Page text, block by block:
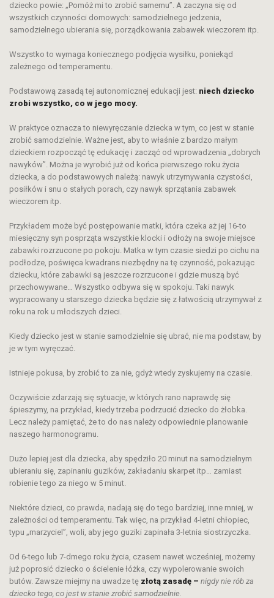
dziecko powie: „Pomóż mi to zrobić samemu”. A zaczyna się od
wszystkich czynności domowych: samodzielnego jedzenia,
samodzielnego ubierania się, porządkowania zabawek wieczorem itp.
Wszystko to wymaga koniecznego podjęcia wysiłku, poniekąd
zależnego od temperamentu.
Podstawową zasadą tej autonomicznej edukacji jest: niech dziecko
zrobi wszystko, co w jego mocy.
W praktyce oznacza to niewyręczanie dziecka w tym, co jest w stanie
zrobić samodzielnie. Ważne jest, aby to właśnie z bardzo małym
dzieckiem rozpocząć tę edukację i zacząć od wprowadzenia „dobrych
nawyków”. Można je wyrobić już od końca pierwszego roku życia
dziecka, a do podstawowych należą: nawyk utrzymywania czystości,
posiłków i snu o stałych porach, czy nawyk sprzątania zabawek
wieczorem itp.
Przykładem może być postępowanie matki, która czeka aż jej 16-to
miesięczny syn posprząta wszystkie klocki i odłoży na swoje miejsce
zabawki rozrzucone po pokoju. Matka w tym czasie siedzi po cichu na
podłodze, poświęca kwadrans niezbędny na tę czynność, pokazując
dziecku, które zabawki są jeszcze rozrzucone i gdzie muszą być
przechowywane… Wszystko odbywa się w spokoju. Taki nawyk
wypracowany u starszego dziecka będzie się z łatwością utrzymywał z
roku na rok u młodszych dzieci.
Kiedy dziecko jest w stanie samodzielnie się ubrać, nie ma podstaw, by
je w tym wyręczać.
Istnieje pokusa, by zrobić to za nie, gdyż wtedy zyskujemy na czasie.
Oczywiście zdarzają się sytuacje, w których rano naprawdę się
śpieszymy, na przykład, kiedy trzeba podrzucić dziecko do żłobka.
Lecz należy pamiętać, że to do nas należy odpowiednie planowanie
naszego harmonogramu.
Dużo lepiej jest dla dziecka, aby spędziło 20 minut na samodzielnym
ubieraniu się, zapinaniu guzików, zakładaniu skarpet itp… zamiast
robienie tego za niego w 5 minut.
Niektóre dzieci, co prawda, nadają się do tego bardziej, inne mniej, w
zależności od temperamentu. Tak więc, na przykład 4-letni chłopiec,
typu „marzyciel”, woli, aby jego guziki zapinała 3-letnia siostrzyczka.
Od 6-tego lub 7-dmego roku życia, czasem nawet wcześniej, możemy
już poprosić dziecko o ścielenie łóżka, czy wypolerowanie swoich
butów. Zawsze miejmy na uwadze tę złotą zasadę – nigdy nie rób za
dziecko tego, co jest w stanie zrobić samodzielnie.